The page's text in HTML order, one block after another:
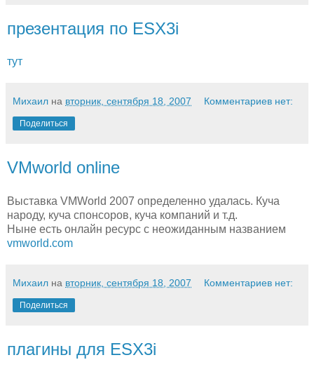
презентация по ESX3i
тут
Михаил на вторник, сентября 18, 2007 Комментариев нет:
Поделиться
VMworld online
Выставка VMWorld 2007 определенно удалась. Куча
народу, куча спонсоров, куча компаний и т.д.
Ныне есть онлайн ресурс с неожиданным названием
vmworld.com
Михаил на вторник, сентября 18, 2007 Комментариев нет:
Поделиться
плагины для ESX3i